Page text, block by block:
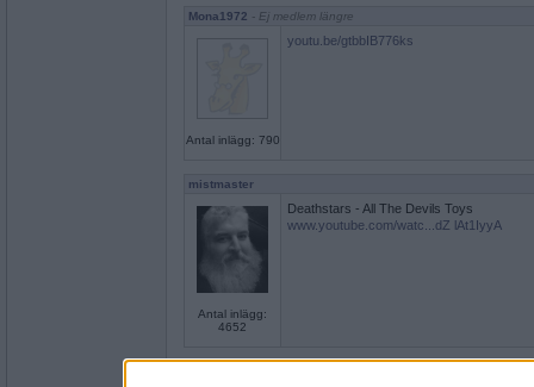
Mona1972 - Ej medlem längre
Antal inlägg: 790
youtu.be/gtbbIB776ks
mistmaster
Antal inlägg:
4652
Deathstars - All The Devils Toys
www.youtube.com/watc...dZ lAt1IyyA